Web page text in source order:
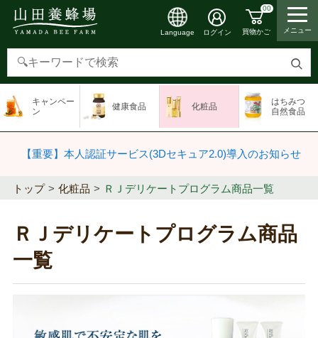
検
す
Language ログイン
00
買物かご メニュー
キャンペー
ン
健康食品 化粧品
はちみつ
自然食品
【重要】本人認証サービス(3Dセキュア2.0)導入のお知らせ
トップ 化粧品 ＲＪデリケートプログラム商品一覧
ＲＪデリケートプログラム商品
一覧